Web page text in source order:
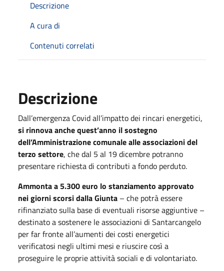
Descrizione
A cura di
Contenuti correlati
Descrizione
Dall’emergenza Covid all’impatto dei rincari energetici,
si rinnova anche quest’anno il sostegno
dell’Amministrazione comunale alle associazioni del
terzo settore, che dal 5 al 19 dicembre potranno
presentare richiesta di contributi a fondo perduto.
Ammonta a 5.300 euro lo stanziamento approvato
nei giorni scorsi dalla Giunta – che potrà essere
rifinanziato sulla base di eventuali risorse aggiuntive –
destinato a sostenere le associazioni di Santarcangelo
per far fronte all’aumenti dei costi energetici
verificatosi negli ultimi mesi e riuscire così a
proseguire le proprie attività sociali e di volontariato.